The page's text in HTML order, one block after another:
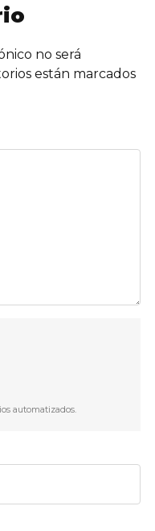
no será
están marcados
automatizados.